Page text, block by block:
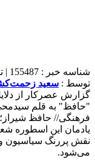
توسط : سعید
گزارش عصرکار از
"حافظ" به قلم
فرهنگی// حافظ
یادمان‌ این اسطوره
نقش پررنگ سیاسیون
می‌شود.